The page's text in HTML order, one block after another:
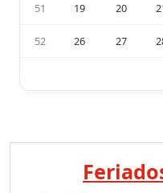
51 19 20
52 26 27